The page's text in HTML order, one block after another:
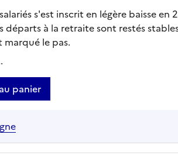
s'est inscrit en légère baisse en
départs à la retraite sont restés
marqué le pas.
panier